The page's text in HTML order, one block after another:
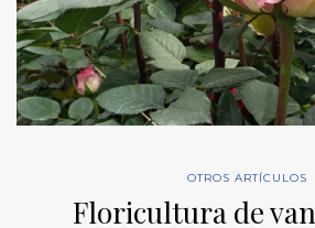
OTROS ARTÍCULOS
Floricultura de